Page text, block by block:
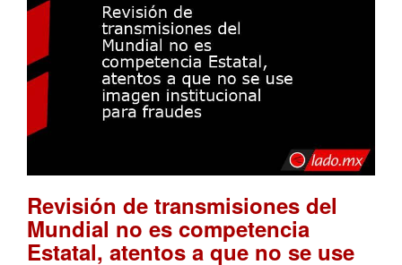
Revisión de transmisiones del
Mundial no es competencia
Estatal, atentos a que no se use